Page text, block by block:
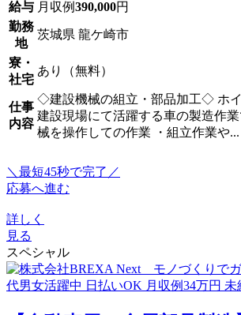
給与 月収例390,000円
勤務
地
茨城県 龍ケ崎市
寮・
社宅
あり（無料）
仕事
内容
◇建設機械の組立・部品加工◇ ホイ
建設現場にて活躍する車の製造作
械を操作しての作業 ・組立作業や...
＼最短45秒で完了／
応募へ進む
詳しく
見る
スペシャル